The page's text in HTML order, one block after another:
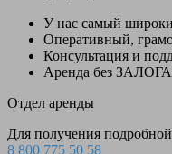
У нас самый
Оперативный,
Консультация и
Аренда без ЗАЛОГА
Отдел аренды
Для получения
8 800 775 50 58